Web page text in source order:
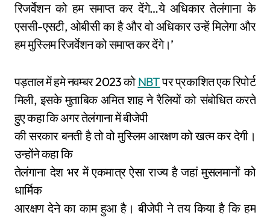
रिजर्वेशन को हम समाप्त कर देंगे…ये अधिकार तेलंगाना के
एससी-एसटी, ओबीसी का है और वो अधिकार उन्हें मिलेगा और
हम मुस्लिम रिजर्वेशन को समाप्त कर देंगे।’
पड़ताल में हमे नवम्बर 2023 को NBTपर प्रकाशित एक रिपोर्ट
मिली, इसके मुताबिक अमित शाह ने रैलियों को संबोधित करते
हुए कहा कि अगर तेलंगाना में बीजेपी
की सरकार बनती है तो वो मुस्लिम आरक्षण को खत्म कर देगी।
उन्होंने कहा कि
तेलंगाना देश भर में एकमात्र ऐसा राज्य है जहां मुसलमानों को
धार्मिक
आरक्षण देने का काम हुआ है। बीजेपी ने तय किया है कि हम